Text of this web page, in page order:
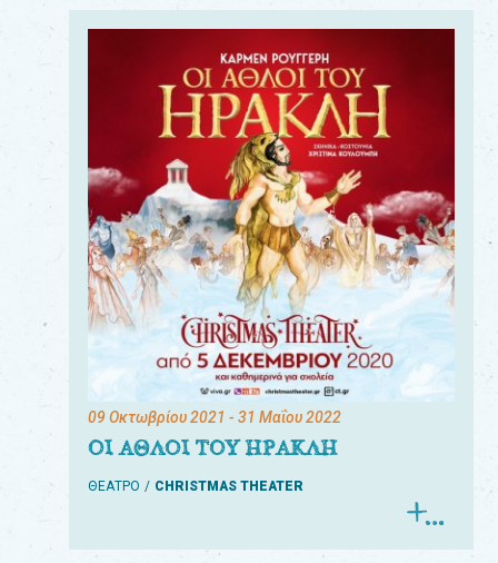
09 Οκτωβρίου 2021 - 31 Μαΐου 2022
ΟΙ ΑΘΛΟΙ ΤΟΥ ΗΡΑΚΛΗ
ΘΕΑΤΡΟ CHRISTMAS THEATER